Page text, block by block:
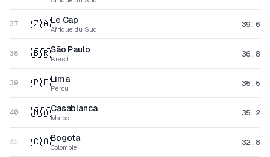
37 🇿🇦Le Cap
Afrique du Sud
39.6
38 🇧🇷São Paulo
Brésil
36.8
39 🇵🇪Lima
Pérou
35.5
40 🇲🇦Casablanca
Maroc
35.2
41 🇨🇴Bogota
Colombie
32.8